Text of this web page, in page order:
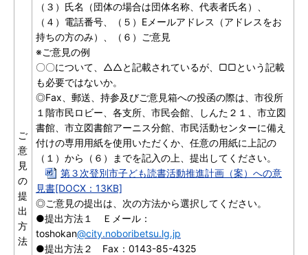
ご
意
見
の
提
出
方
法
（３）氏名（団体の場合は団体名称、代表者氏名）、
（４）電話番号、（５）Eメールアドレス（アドレスをお
持ちの方のみ）、（６）ご意見
※ご意見の例
〇〇について、△△と記載されているが、▢▢という記載
も必要ではないか。
◎Fax、郵送、持参及びご意見箱への投函の際は、市役所
１階市民ロビー、各支所、市民会館、しんた２１、市立図
書館、市立図書館アーニス分館、市民活動センターに備え
付けの専用用紙を使用いただくか、任意の用紙に上記の
（１）から（６）までを記入の上、提出してください。
第３次登別市子ども読書活動推進計画（案）への意
見書[DOCX：13KB]
◎ご意見の提出は、次の方法から選択してください。
●提出方法１ Ｅメール：
toshokan@city.noboribetsu.lg.jp
●提出方法２ Fax：0143-85-4325